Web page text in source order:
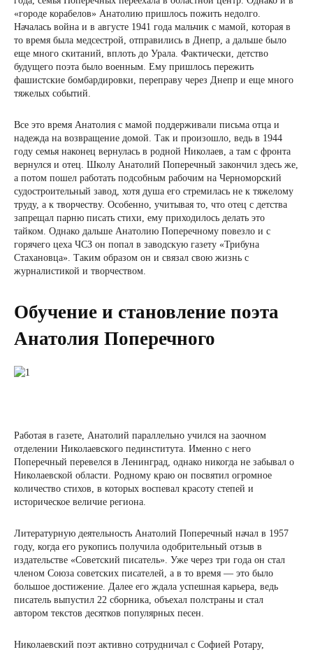
«городе корабелов» Анатолию пришлось пожить недолго.
Началась война и в августе 1941 года мальчик с мамой, которая в
то время была медсестрой, отправились в Днепр, а дальше было
еще много скитаний, вплоть до Урала. Фактически, детство
будущего поэта было военным. Ему пришлось пережить
фашистские бомбардировки, переправу через Днепр и еще много
тяжелых событий.
Все это время Анатолия с мамой поддерживали письма отца и
надежда на возвращение домой. Так и произошло, ведь в 1944
году семья наконец вернулась в родной Николаев, а там с фронта
вернулся и отец. Школу Анатолий Поперечный закончил здесь же,
а потом пошел работать подсобным рабочим на Черноморский
судостроительный завод, хотя душа его стремилась не к тяжелому
труду, а к творчеству. Особенно, учитывая то, что отец с детства
запрещал парню писать стихи, ему приходилось делать это
тайком. Однако дальше Анатолию Поперечному повезло и с
горячего цеха ЧСЗ он попал в заводскую газету «Трибуна
Стахановца». Таким образом он и связал свою жизнь с
журналистикой и творчеством.
Обучение и становление поэта
Анатолия Поперечного
Работая в газете, Анатолий параллельно учился на заочном
отделении Николаевского пединститута. Именно с него
Поперечный перевелся в Ленинград, однако никогда не забывал о
Николаевской области. Родному краю он посвятил огромное
количество стихов, в которых воспевал красоту степей и
историческое величие региона.
Литературную деятельность Анатолий Поперечный начал в 1957
году, когда его рукопись получила одобрительный отзыв в
издательстве «Советский писатель». Уже через три года он стал
членом Союза советских писателей, а в то время — это было
большое достижение. Далее его ждала успешная карьера, ведь
писатель выпустил 22 сборника, объехал полстраны и стал
автором текстов десятков популярных песен.
Николаевский поэт активно сотрудничал с Софией Ротару,